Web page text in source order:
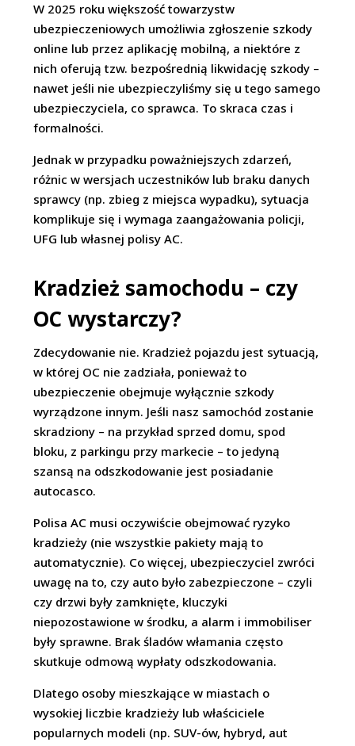
W 2025 roku większość towarzystw
ubezpieczeniowych umożliwia zgłoszenie szkody
online lub przez aplikację mobilną, a niektóre z
nich oferują tzw. bezpośrednią likwidację szkody –
nawet jeśli nie ubezpieczyliśmy się u tego samego
ubezpieczyciela, co sprawca. To skraca czas i
formalności.
Jednak w przypadku poważniejszych zdarzeń,
różnic w wersjach uczestników lub braku danych
sprawcy (np. zbieg z miejsca wypadku), sytuacja
komplikuje się i wymaga zaangażowania policji,
UFG lub własnej polisy AC.
Kradzież samochodu – czy
OC wystarczy?
Zdecydowanie nie. Kradzież pojazdu jest sytuacją,
w której OC nie zadziała, ponieważ to
ubezpieczenie obejmuje wyłącznie szkody
wyrządzone innym. Jeśli nasz samochód zostanie
skradziony – na przykład sprzed domu, spod
bloku, z parkingu przy markecie – to jedyną
szansą na odszkodowanie jest posiadanie
autocasco.
Polisa AC musi oczywiście obejmować ryzyko
kradzieży (nie wszystkie pakiety mają to
automatycznie). Co więcej, ubezpieczyciel zwróci
uwagę na to, czy auto było zabezpieczone – czyli
czy drzwi były zamknięte, kluczyki
niepozostawione w środku, a alarm i immobiliser
były sprawne. Brak śladów włamania często
skutkuje odmową wypłaty odszkodowania.
Dlatego osoby mieszkające w miastach o
wysokiej liczbie kradzieży lub właściciele
popularnych modeli (np. SUV-ów, hybryd, aut